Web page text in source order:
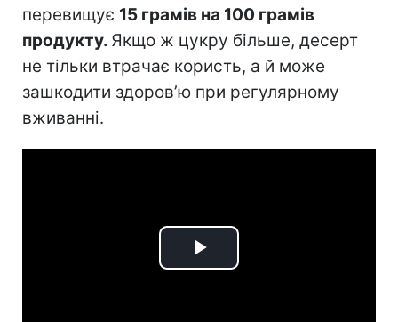
перевищує 15 грамів на 100 грамів
продукту. Якщо ж цукру більше, десерт
не тільки втрачає користь, а й може
зашкодити здоров’ю при регулярному
вживанні.
Play